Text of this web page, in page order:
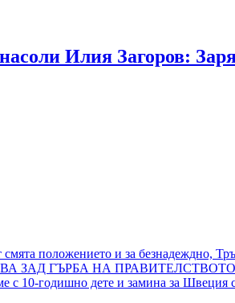
Илия Загоров:
положението и за безнадеждно,
ГЪРБА НА
с 10-годишно дете и замина за Швеция